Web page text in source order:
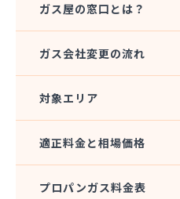
ガス屋の窓口とは？
ガス会社変更の流れ
対象エリア
適正料金と相場価格
プロパンガス料金表